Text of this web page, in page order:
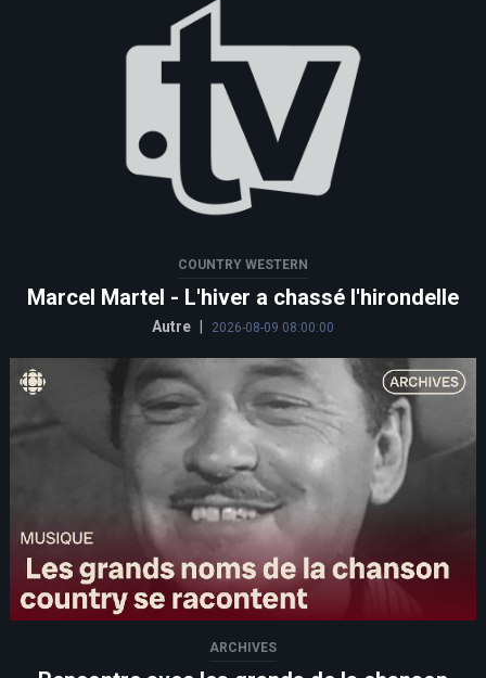
COUNTRY WESTERN
Marcel Martel - L'hiver a chassé l'hirondelle
Autre 2026-08-09 08:00:00
ARCHIVES